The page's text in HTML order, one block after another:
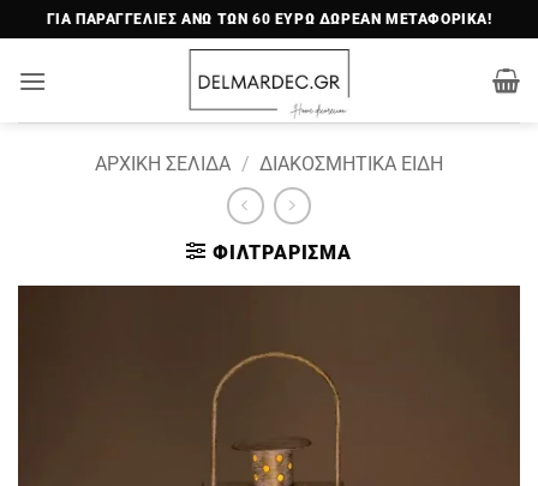
Μετάβαση
στο
περιεχόμενο
ΓΙΑ ΠΑΡΑΓΓΕΛΙΕΣ ΑΝΩ ΤΩΝ 60 ΕΥΡΩ ΔΩΡΕΑΝ ΜΕΤΑΦΟΡΙΚΑ!
ΑΡΧΙΚΉ ΣΕΛΊΔΑ / ΔΙΑΚΟΣΜΗΤΙΚΆ ΕΊΔΗ
ΦΙΛΤΡΆΡΙΣΜΑ